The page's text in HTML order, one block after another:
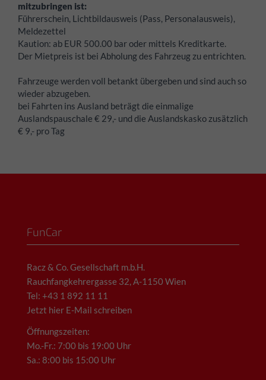
mitzubringen ist:
Führerschein, Lichtbildausweis (Pass, Personalausweis),
Meldezettel
Kaution: ab EUR 500.00 bar oder mittels Kreditkarte.
Der Mietpreis ist bei Abholung des Fahrzeug zu entrichten.
Fahrzeuge werden voll betankt übergeben und sind auch so
wieder abzugeben.
bei Fahrten ins Ausland beträgt die einmalige
Auslandspauschale € 29,- und die Auslandskasko zusätzlich
€ 9,- pro Tag
FunCar
Racz & Co. Gesellschaft m.b.H.
Rauchfangkehrergasse 32, A-1150 Wien
Tel: +43 1 892 11 11
Jetzt hier E-Mail schreiben
Öffnungszeiten:
Mo.-Fr.: 7:00 bis 19:00 Uhr
Sa.: 8:00 bis 15:00 Uhr